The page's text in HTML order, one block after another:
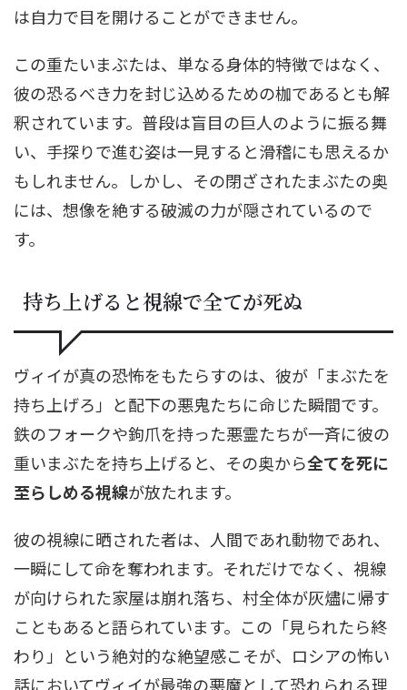
は自力で目を開けることができません。
この重たいまぶたは、単なる身体的特徴ではなく、
彼の恐るべき力を封じ込めるための枷であるとも解
釈されています。普段は盲目の巨人のように振る舞
い、手探りで進む姿は一見すると滑稽にも思えるか
もしれません。しかし、その閉ざされたまぶたの奥
には、想像を絶する破滅の力が隠されているので
す。
持ち上げると視線で全てが死ぬ
ヴィイが真の恐怖をもたらすのは、彼が「まぶたを
持ち上げろ」と配下の悪鬼たちに命じた瞬間です。
鉄のフォークや鉤爪を持った悪霊たちが一斉に彼の
重いまぶたを持ち上げると、その奥から全てを死に
至らしめる視線が放たれます。
彼の視線に晒された者は、人間であれ動物であれ、
一瞬にして命を奪われます。それだけでなく、視線
が向けられた家屋は崩れ落ち、村全体が灰燼に帰す
こともあると語られています。この「見られたら終
わり」という絶対的な絶望感こそが、ロシアの怖い
話においてヴィイが最強の悪魔として恐れられる理